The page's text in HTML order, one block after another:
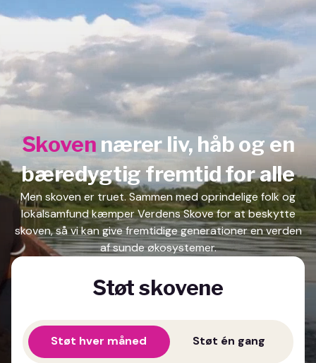
Skoven nærer liv, håb og en
bæredygtig fremtid for alle
Men skoven er truet. Sammen med oprindelige folk og
lokalsamfund kæmper Verdens Skove for at beskytte
skoven, så vi kan give fremtidige generationer en verden
af sunde økosystemer.
Støt skovene
Støt hver måned Støt én gang